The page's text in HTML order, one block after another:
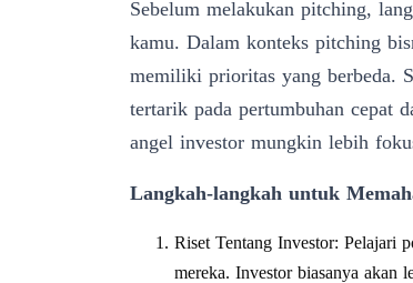
Sebelum melakukan pitching,
kamu. Dalam konteks pitching
memiliki prioritas yang berbeda.
tertarik pada pertumbuhan cepat
angel investor mungkin lebih
Langkah-langkah untuk
Riset Tentang Investor: Pelajari
mereka. Investor biasanya akan